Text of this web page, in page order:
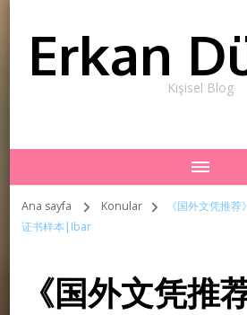
ErkanKişisel Blog
Ana sayfa Konular
《国外文凭推
证书样本|Ibar
《国外文凭推